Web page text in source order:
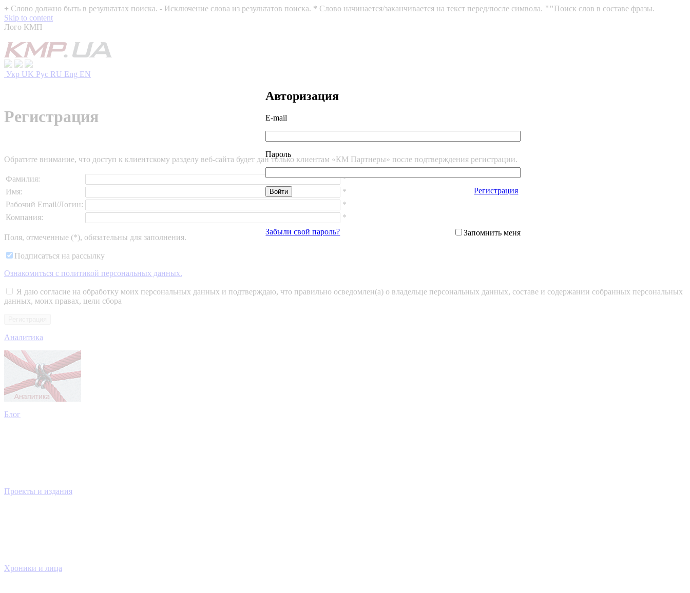
+ Слово должно быть в результатах поиска. - Исключение слова из результатов поиска. * Слово начинается/заканчивается на текст перед/после символа. ""Поиск слов в составе фразы.
Skip to content
Лого КМП
Укр UK Рус RU Eng EN
Авторизация
E-mail
Пароль
Регистрация
Забыли свой пароль? Запомнить меня
Регистрация
Обратите внимание, что доступ к клиентскому разделу веб-сайта будет дан только клиентам «КМ Партнеры» после подтверждения регистрации.
Фамилия:
*
Имя:
*
Рабочий Email/Логин:
*
Компания:
*
Поля, отмеченные (*), обязательны для заполнения.
Подписаться на рассылку
Ознакомиться c политикой персональных данных.
Я даю согласие на обработку моих персональных данных и подтверждаю, что правильно осведомлен(а) о владельце персональных данных, составе и содержании собранных персональных
данных, моих правах, цели сбора
Аналитика
Блог
Проекты и издания
Хроники и лица